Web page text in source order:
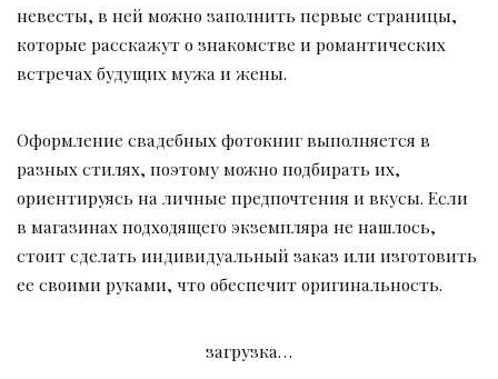
невесты, в ней можно заполнить первые страницы,
которые расскажут о знакомстве и романтических
встречах будущих мужа и жены.
Оформление свадебных фотокниг выполняется в
разных стилях, поэтому можно подбирать их,
ориентируясь на личные предпочтения и вкусы. Если
в магазинах подходящего экземпляра не нашлось,
стоит сделать индивидуальный заказ или изготовить
ее своими руками, что обеспечит оригинальность.
загрузка…